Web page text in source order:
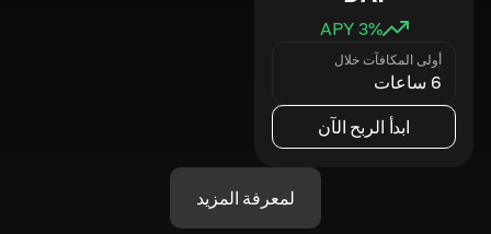
3% APY
أولى المكافآت خلال
6 ساعات
ابدأ الربح الآن
لمعرفة المزيد